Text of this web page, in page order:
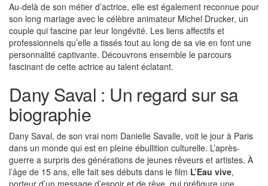
Au-delà de son métier d’actrice, elle est également reconnue pour
son long mariage avec le célèbre animateur Michel Drucker, un
couple qui fascine par leur longévité. Les liens affectifs et
professionnels qu’elle a tissés tout au long de sa vie en font une
personnalité captivante. Découvrons ensemble le parcours
fascinant de cette actrice au talent éclatant.
Dany Saval : Un regard sur sa
biographie
Dany Saval, de son vrai nom Danielle Savalle, voit le jour à Paris
dans un monde qui est en pleine ébullition culturelle. L’après-
guerre a surpris des générations de jeunes rêveurs et artistes. À
l’âge de 15 ans, elle fait ses débuts dans le film L’Eau vive,
porteur d’un message d’espoir et de rêve, qui préfigure une